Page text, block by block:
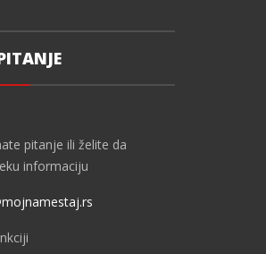
pitanje ili želite da
informaciju